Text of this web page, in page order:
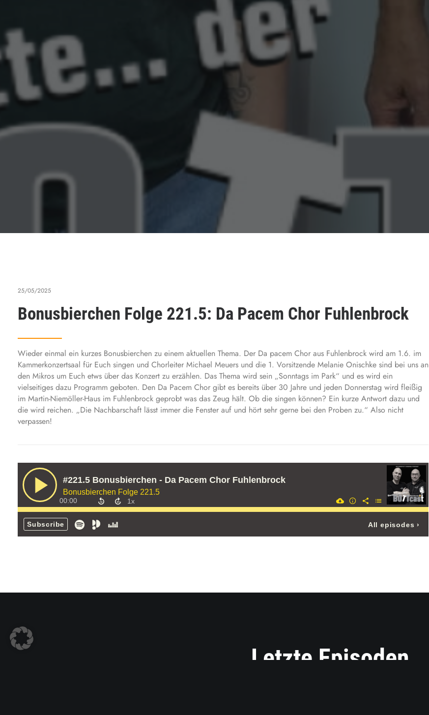
25/05/2025
Bonusbierchen Folge 221.5: Da Pacem Chor Fuhlenbrock
Wieder einmal ein kurzes Bonusbierchen zu einem aktuellen Thema. Der Da pacem Chor aus Fuhlenbrock wird am 1.6. im
Kammerkonzertsaal für Euch singen und Chorleiter Michael Meuers und die 1. Vorsitzende Melanie Onischke sind bei uns an
den Mikros um Euch etws über das Konzert zu erzählen. Das Thema wird sein „Sonntags im Park“ und es wird ein
vielseitiges dazu Programm geboten. Den Da Pacem Chor gibt es bereits über 30 Jahre und jeden Donnerstag wird fleißig
im Martin-Niemöller-Haus im Fuhlenbrock geprobt was das Zeug hält. Ob die singen können? Ein kurze Antwort dazu und
die wird reichen. „Die Nachbarschaft lässt immer die Fenster auf und hört sehr gerne bei den Proben zu.“ Also nicht
verpassen!
Letzte Episoden